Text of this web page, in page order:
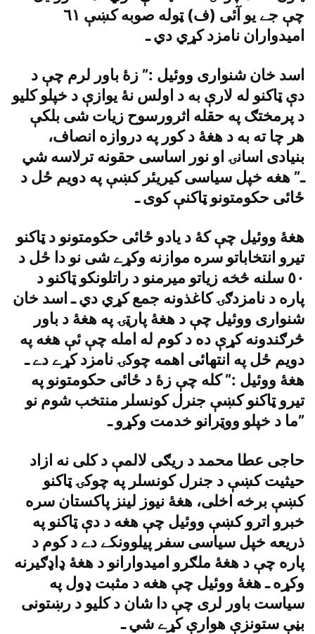
چې جے يو آئى (ف) ټوله صوبه کښې ٦١
اميدواران نامزد کړي دي ـ
اسد خان شنوارى ووئيل :” زۀ باور لرم چې د
دې ټاکنو له لارې به د اولس نۀ يوازې د خپلو کليو
د پرمختګ په حقله اثرورسوح زيات شى بلکې
هر چا ته به د هغۀ د کور په دروازه انصاف،
بنيادى اسانۍ او نور اساسى حقونه ترلاسه شي
ـ” هغه خپل سياسى کيريئر کښې په دويم ځل د
ځائى حکومتونو ټاکنې کوى ـ
هغۀ ووئيل چې کۀ د يادو ځائى حکومتونو د ټاکنو
تيرو انتخاباتو سره موازنه وکړے شى نو دا ځل د
٥٠ سلنه څخه زياتو ميرمنو د راتلونکو ټاکنو د
پاره د نامزدګۍ کاغذونه جمع کړي دي ـ اسد خان
شنوارى ووئيل چې د هغۀ پارټۍ په هغۀ د باور
څرګندونه کړې ده د کوم له امله چې ئې هغه په
دويم ځل په انتهائى اهمه چوکۍ نامزد کړے دے ـ
هغۀ ووئيل :” کله چې زۀ د ځائى حکومتونو په
تيرو ټاکنو کښې جنرل کونسلر منتخب شوم نو
ما د خپلو ووټرانو خدمت وکړو ـ”
حاجى عطا محمد د ريګى لالمې د کلى نه ازاد
حيثيت کښې د جنرل کونسلر په چوکۍ ټاکنو
کښې برخه اخلى، هغۀ نيوز لينز پاکستان سره
خبرو اترو کښې ووئيل چې هغه د دې ټاکنو په
ذريعه خپل سياسى سفر پيلوونکے دے د کوم د
پاره چې د هغۀ ملګرو اميدوارانو د هغۀ ډاډګيرنه
وکړه ـ هغۀ ووئيل چې هغه د مثبت ډول په
سياست باور لرى چې دا شان د کليو د رښتونى
بڼې ستونزې هوارې کړے شي ـ